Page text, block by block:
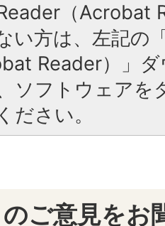
（Acrobat
い方は、左記の
Reader）」
ソフトウェアを
ださい。
ご意見をお